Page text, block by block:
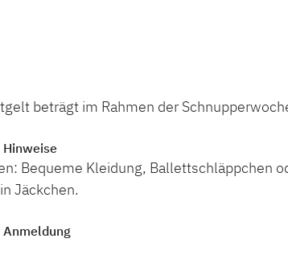
beträgt im Rahmen der
Bequeme Kleidung, Ballettschläppchen
Jäckchen.